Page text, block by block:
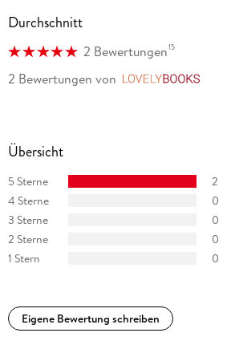
Durchschnitt
2 Bewertungen15
2 Bewertungen von
Übersicht
5 Sterne
2
4 Sterne
0
3 Sterne
0
2 Sterne
0
1 Stern
0
Eigene Bewertung schreiben